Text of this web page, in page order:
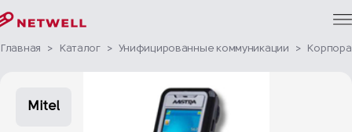
Главная > Каталог > Унифицированные коммуникации >
Mitel